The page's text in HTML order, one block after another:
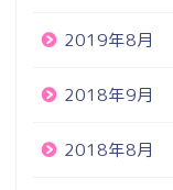
2019年8月
2018年9月
2018年8月